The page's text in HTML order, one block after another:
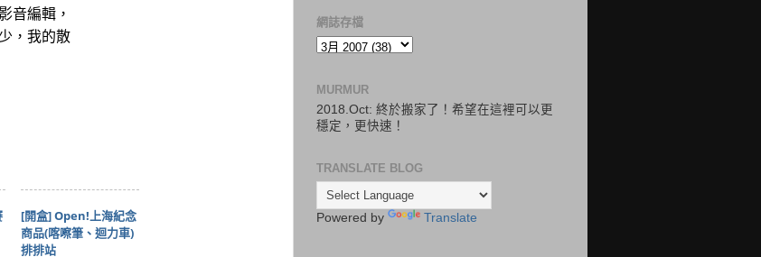
音編輯，
，我的散
[開盒] Open!上海紀念
商品(喀嚓筆、迴力車)
排排站
網誌存檔
MURMUR
2018.Oct: 終於搬家了！希望在這裡可以更
穩定，更快速！
TRANSLATE BLOG
Powered by Translate